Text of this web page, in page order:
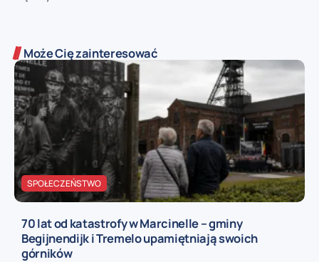
Może Cię zainteresować
SPOŁECZEŃSTWO
70 lat od katastrofy w Marcinelle – gminy
Begijnendijk i Tremelo upamiętniają swoich
górników